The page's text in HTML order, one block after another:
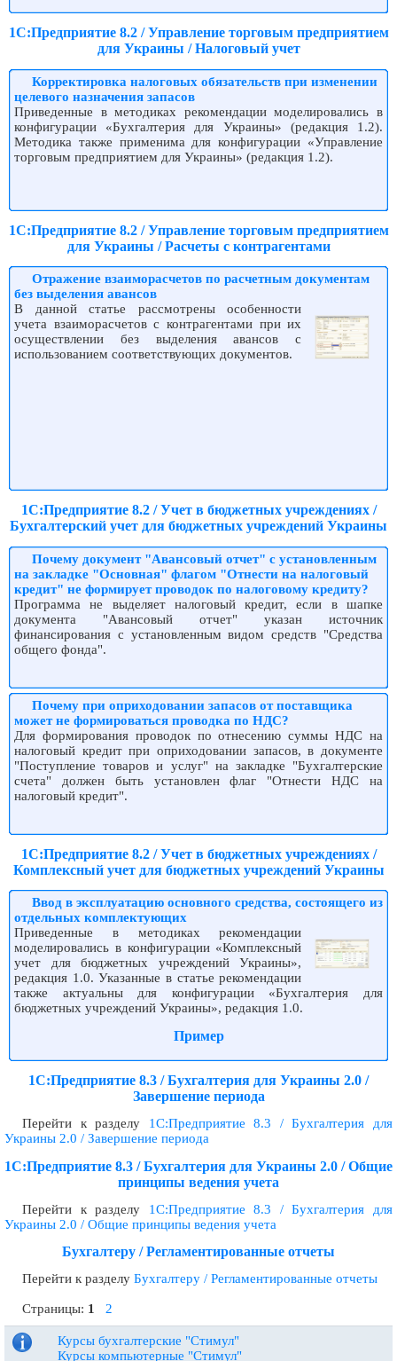
1С:Предприятие 8.2 / Управление торговым предприятием
для Украины / Налоговый учет
Корректировка налоговых обязательств при изменении
целевого назначения запасов
Приведенные в методиках рекомендации моделировались в
конфигурации «Бухгалтерия для Украины» (редакция 1.2).
Методика также применима для конфигурации «Управление
торговым предприятием для Украины» (редакция 1.2).
1С:Предприятие 8.2 / Управление торговым предприятием
для Украины / Расчеты с контрагентами
Отражение взаиморасчетов по расчетным документам
без выделения авансов
В данной статье рассмотрены особенности
учета взаиморасчетов с контрагентами при их
осуществлении без выделения авансов с
использованием соответствующих документов.
1С:Предприятие 8.2 / Учет в бюджетных учреждениях /
Бухгалтерский учет для бюджетных учреждений Украины
Почему документ "Авансовый отчет" с установленным
на закладке "Основная" флагом "Отнести на налоговый
кредит" не формирует проводок по налоговому кредиту?
Программа не выделяет налоговый кредит, если в шапке
документа "Авансовый отчет" указан источник
финансирования с установленным видом средств "Средства
общего фонда".
Почему при оприходовании запасов от поставщика
может не формироваться проводка по НДС?
Для формирования проводок по отнесению суммы НДС на
налоговый кредит при оприходовании запасов, в документе
"Поступление товаров и услуг" на закладке "Бухгалтерские
счета" должен быть установлен флаг "Отнести НДС на
налоговый кредит".
1С:Предприятие 8.2 / Учет в бюджетных учреждениях /
Комплексный учет для бюджетных учреждений Украины
Ввод в эксплуатацию основного средства, состоящего из
отдельных комплектующих
Приведенные в методиках рекомендации
моделировались в конфигурации «Комплексный
учет для бюджетных учреждений Украины»,
редакция 1.0. Указанные в статье рекомендации
также актуальны для конфигурации «Бухгалтерия для
бюджетных учреждений Украины», редакция 1.0.
Пример
1С:Предприятие 8.3 / Бухгалтерия для Украины 2.0 /
Завершение периода
Перейти к разделу 1С:Предприятие 8.3 / Бухгалтерия для
Украины 2.0 / Завершение периода
1С:Предприятие 8.3 / Бухгалтерия для Украины 2.0 / Общие
принципы ведения учета
Перейти к разделу 1С:Предприятие 8.3 / Бухгалтерия для
Украины 2.0 / Общие принципы ведения учета
Бухгалтеру / Регламентированные отчеты
Перейти к разделу Бухгалтеру / Регламентированные отчеты
Страницы: 1 2
Курсы бухгалтерские "Стимул"
Курсы компьютерные "Стимул"